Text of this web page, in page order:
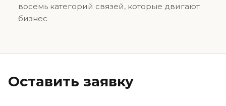
восемь категорий связей, которые двигают
бизнес
Оставить заявку